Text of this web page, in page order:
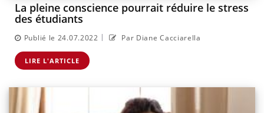
La pleine conscience pourrait réduire le stress
des étudiants
Publié le 24.07.2022 | Par Diane Cacciarella
LIRE L'ARTICLE